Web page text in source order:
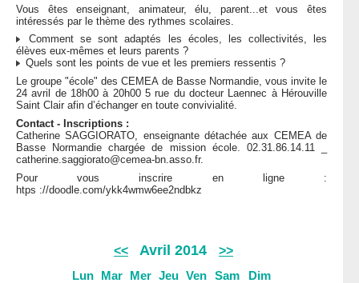
MENTIONS LÉGALES
CONTACT
<< Avril 2014
>>
Lun
Mar Mer Jeu Ven Sam Dim
Vous êtes enseignant, animateur, élu, parent...et vous êtes
intéressés par le thème des rythmes scolaires.
Comment se sont adaptés les écoles, les collectivités, les
élèves eux-mêmes et leurs parents ?
Quels sont les points de vue et les premiers ressentis ?
Le groupe "école" des CEMEA de Basse Normandie, vous invite le
24 avril de 18h00 à 20h00 5 rue du docteur Laennec à Hérouville
Saint Clair afin d’échanger en toute convivialité.
Contact - Inscriptions :
Catherine SAGGIORATO, enseignante détachée aux CEMEA de
Basse Normandie chargée de mission école. 02.31.86.14.11 _
catherine.saggiorato@cemea-bn.asso.fr.
Pour vous inscrire en ligne :
htps ://doodle.com/ykk4wmw6ee2ndbkz